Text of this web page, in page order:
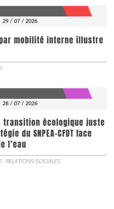
29 / 07 / 2026
mobilité interne illustre
28 / 07 / 2026
transition écologique juste
du SNPEA-CFDT face
l’eau
RELATIONS SOCIALES